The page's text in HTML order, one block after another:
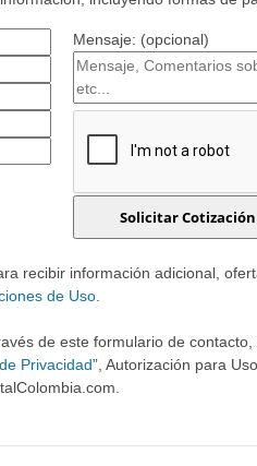
Mensaje: (opcional)
recibir información adicional,
de Uso
de este formulario de
Privacidad”, Autorización para